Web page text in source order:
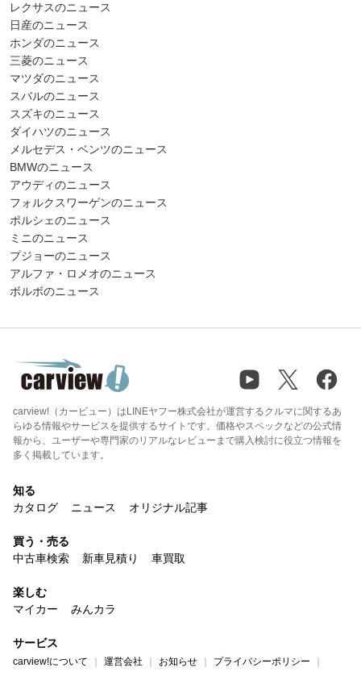
レクサスのニュース
日産のニュース
ホンダのニュース
三菱のニュース
マツダのニュース
スバルのニュース
スズキのニュース
ダイハツのニュース
メルセデス・ベンツのニュース
BMWのニュース
アウディのニュース
フォルクスワーゲンのニュース
ポルシェのニュース
ミニのニュース
プジョーのニュース
アルファ・ロメオのニュース
ボルボのニュース
carview!（カービュー）はLINEヤフー株式会社が運営するクルマに関するあ
らゆる情報やサービスを提供するサイトです。価格やスペックなどの公式情
報から、ユーザーや専門家のリアルなレビューまで購入検討に役立つ情報を
多く掲載しています。
知る
カタログ
ニュース オリジナル記事
買う・売る
中古車検索
新車見積り 車買取
楽しむ
マイカー
みんカラ
サービス
carview!について 運営会社 お知らせ
プライバシーポリシー